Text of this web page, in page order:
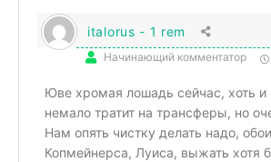
italorus - 1 rem
Начинающий комментатор
Юве хромая лошадь сейчас, хоть и
немало тратит на трансферы, но
Нам опять чистку делать надо,
Копмейнерса, Луиса, выжать хотя